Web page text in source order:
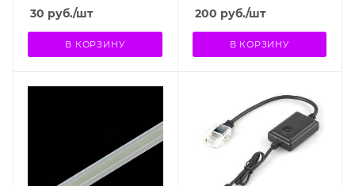
30 руб./шт
В КОРЗИНУ
200 руб./шт
В КОРЗИНУ